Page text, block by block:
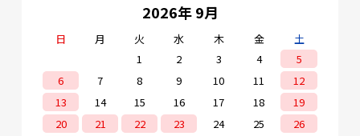
2026年 9月
日 月 火 水 木 金
土
1
2 3 4
5
6
7 8 9 10 11
12
13
14 15 16 17 18
19
20
21 22 23 24 25
26